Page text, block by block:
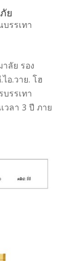
ย
รรเทา
ลัย รอง
อ.วาย. โฮ
รรเทา
วลา 3 ปี ภาย